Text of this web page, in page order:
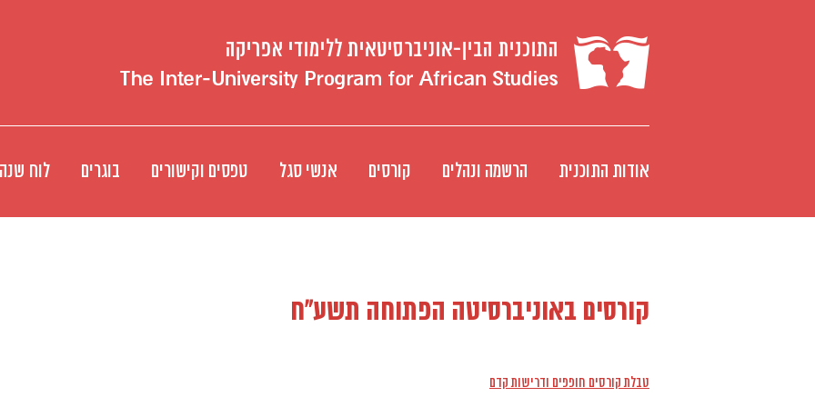
אודות התוכנית הרשמה ונהלים קורסים אנשי סגל טפסים וקישורים בוגרים לוח שנה
קורסים באוניברסיטה הפתוחה תשע"ח
טבלת קורסים חופפים ודרישות קדם